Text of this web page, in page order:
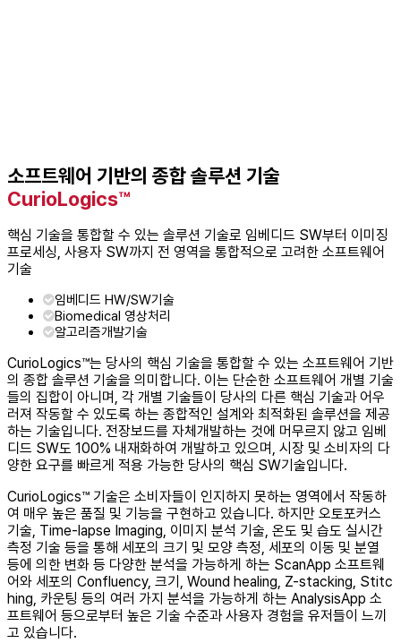
소프트웨어 기반의 종합 솔루션 기술
CurioLogics™
핵심 기술을 통합할 수 있는 솔루션 기술로 임베디드 SW부터 이미징
프로세싱, 사용자 SW까지 전 영역을 통합적으로 고려한 소프트웨어
기술
임베디드 HW/SW기술
Biomedical 영상처리
알고리즘개발기술
CurioLogics™는 당사의 핵심 기술을 통합할 수 있는 소프트웨어 기반
의 종합 솔루션 기술을 의미합니다. 이는 단순한 소프트웨어 개별 기술
들의 집합이 아니며, 각 개별 기술들이 당사의 다른 핵심 기술과 어우
러져 작동할 수 있도록 하는 종합적인 설계와 최적화된 솔루션을 제공
하는 기술입니다. 전장보드를 자체개발하는 것에 머무르지 않고 임베
디드 SW도 100% 내재화하여 개발하고 있으며, 시장 및 소비자의 다
양한 요구를 빠르게 적용 가능한 당사의 핵심 SW기술입니다.
CurioLogics™ 기술은 소비자들이 인지하지 못하는 영역에서 작동하
여 매우 높은 품질 및 기능을 구현하고 있습니다. 하지만 오토포커스
기술, Time-lapse Imaging, 이미지 분석 기술, 온도 및 습도 실시간
측정 기술 등을 통해 세포의 크기 및 모양 측정, 세포의 이동 및 분열
등에 의한 변화 등 다양한 분석을 가능하게 하는 ScanApp 소프트웨
어와 세포의 Confluency, 크기, Wound healing, Z-stacking, Stitc
hing, 카운팅 등의 여러 가지 분석을 가능하게 하는 AnalysisApp 소
프트웨어 등으로부터 높은 기술 수준과 사용자 경험을 유저들이 느끼
고 있습니다.